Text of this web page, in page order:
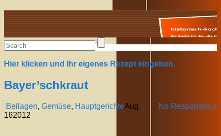
Alte Rezepte online
Hier klicken und Ihr eigenes Rezept eingeben.
Bayer’schkraut
Beilagen, Gemüse, Hauptgerichte No Responses »
Aug.
162012